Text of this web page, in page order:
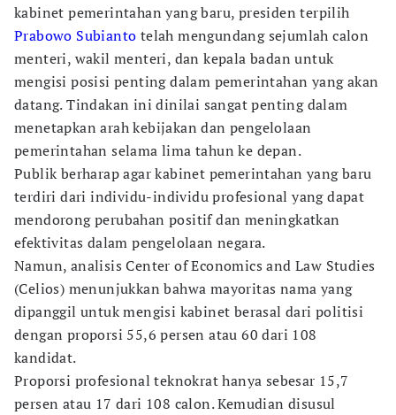
kabinet pemerintahan yang baru, presiden terpilih
Prabowo Subianto telah mengundang sejumlah calon
menteri, wakil menteri, dan kepala badan untuk
mengisi posisi penting dalam pemerintahan yang akan
datang. Tindakan ini dinilai sangat penting dalam
menetapkan arah kebijakan dan pengelolaan
pemerintahan selama lima tahun ke depan.
Publik berharap agar kabinet pemerintahan yang baru
terdiri dari individu-individu profesional yang dapat
mendorong perubahan positif dan meningkatkan
efektivitas dalam pengelolaan negara.
Namun, analisis Center of Economics and Law Studies
(Celios) menunjukkan bahwa mayoritas nama yang
dipanggil untuk mengisi kabinet berasal dari politisi
dengan proporsi 55,6 persen atau 60 dari 108
kandidat.
Proporsi profesional teknokrat hanya sebesar 15,7
persen atau 17 dari 108 calon. Kemudian disusul